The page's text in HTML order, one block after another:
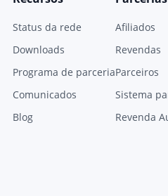
Status da rede
Downloads
Programa de parceria
Comunicados
Blog
Afiliados
Revendas
Parceiros
Sistema
Revenda